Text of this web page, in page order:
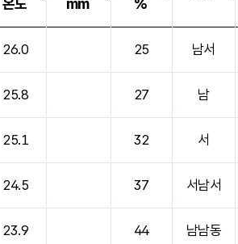
온도
mm
%
26.0 25 남서
25.8 27 남
25.1 32 서
24.5 37 서남서
23.9 44 남남동